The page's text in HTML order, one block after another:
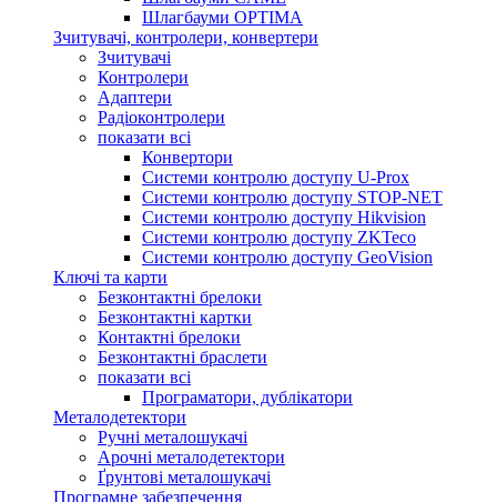
Шлагбауми OPTIMA
Зчитувачі, контролери, конвертери
Зчитувачі
Контролери
Адаптери
Радіоконтролери
показати всі
Конвертори
Системи контролю доступу U-Prox
Системи контролю доступу STOP-NET
Системи контролю доступу Hikvision
Системи контролю доступу ZKTeco
Системи контролю доступу GeoVision
Ключі та карти
Безконтактні брелоки
Безконтактні картки
Контактні брелоки
Безконтактні браслети
показати всі
Програматори, дублікатори
Металодетектори
Ручні металошукачі
Арочні металодетектори
Ґрунтові металошукачі
Програмне забезпечення